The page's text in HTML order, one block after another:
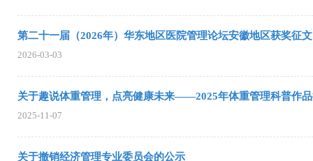
第二十一届（2026年）华东地区医院管理论坛安徽地区获奖征文
2026-03-03
关于趣说体重管理，点亮健康未来——2025年体重管理科普作
2025-11-07
关于撤销经济管理专业委员会的公示